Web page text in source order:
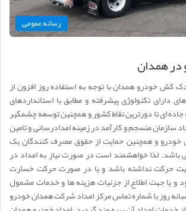
رسانه عمومی
همدان
کش خودرو همدان با توجه به استفاده روز افزون از
دارای تکنولوژی پیشرفته و مطابق با استانداردهای
ای تا دورترین نقاط کشور و همچنین توسعه چشمگیر
سازمان منسجم و کارآمد در زمینه امدادرسانی و تامین
خودرو و همچنین حمایت از حقوق مصرف کنندگان یک
باشد. لذا خواهشمند است در صورت نیاز به امداد در
حرکت نداشته باشد و یا در صورت حرکت خسارت
و یا جهت اطلاع از جزئیات هزینه ها و خدمات مشمول
روز با شماره تماس مرکز امداد شرکت همدان خودرو